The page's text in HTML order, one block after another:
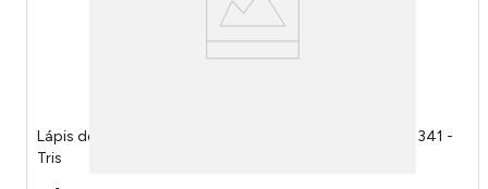
Lápis de Cor Mega Soft Color Triangular 60 Cores 903341 -
Tris